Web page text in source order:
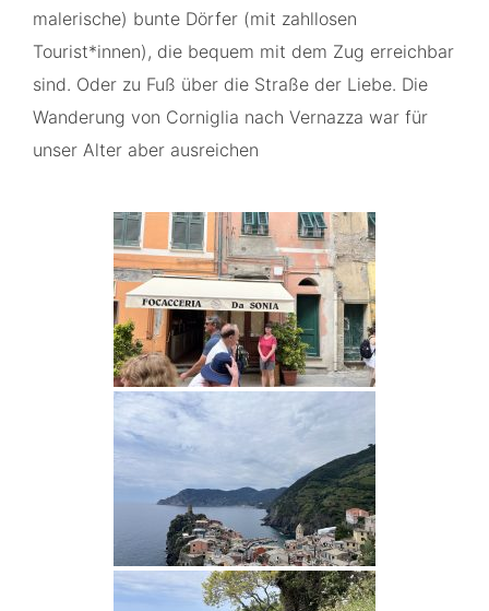
malerische) bunte Dörfer (mit zahllosen
Tourist*innen), die bequem mit dem Zug erreichbar
sind. Oder zu Fuß über die Straße der Liebe. Die
Wanderung von Corniglia nach Vernazza war für
unser Alter aber ausreichen